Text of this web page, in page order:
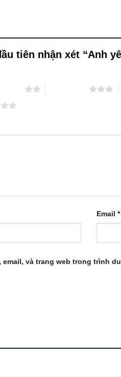
tiên nhận xét “Anh
Email*
email, và trang web trong trình